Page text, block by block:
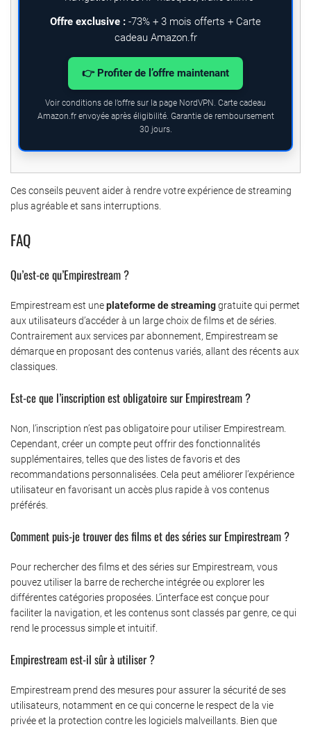
Offre exclusive : -73% + 3 mois offerts + Carte
cadeau Amazon.fr
👉 Profiter de l’offre maintenant
Voir conditions de l’offre sur la page NordVPN. Carte cadeau
Amazon.fr envoyée après éligibilité. Garantie de remboursement
30 jours.
Ces conseils peuvent aider à rendre votre expérience de streaming
plus agréable et sans interruptions.
FAQ
Qu’est-ce qu’Empirestream ?
Empirestream est uneplateforme de streaminggratuite qui permet
aux utilisateurs d’accéder à un large choix de films et de séries.
Contrairement aux services par abonnement, Empirestream se
démarque en proposant des contenus variés, allant des récents aux
classiques.
Est-ce que l’inscription est obligatoire sur Empirestream ?
Non, l’inscription n’est pas obligatoire pour utiliser Empirestream.
Cependant, créer un compte peut offrir des fonctionnalités
supplémentaires, telles que des listes de favoris et des
recommandations personnalisées. Cela peut améliorer l’expérience
utilisateur en favorisant un accès plus rapide à vos contenus
préférés.
Comment puis-je trouver des films et des séries sur Empirestream ?
Pour rechercher des films et des séries sur Empirestream, vous
pouvez utiliser la barre de recherche intégrée ou explorer les
différentes catégories proposées. L’interface est conçue pour
faciliter la navigation, et les contenus sont classés par genre, ce qui
rend le processus simple et intuitif.
Empirestream est-il sûr à utiliser ?
Empirestream prend des mesures pour assurer la sécurité de ses
utilisateurs, notamment en ce qui concerne le respect de la vie
privée et la protection contre les logiciels malveillants. Bien que